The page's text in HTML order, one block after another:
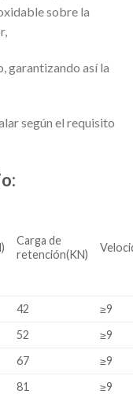
sobre la
garantizando así la
según el requisito
Carga de
retención(KN)
42
≥9
52
≥9
67
≥9
81 ≥9